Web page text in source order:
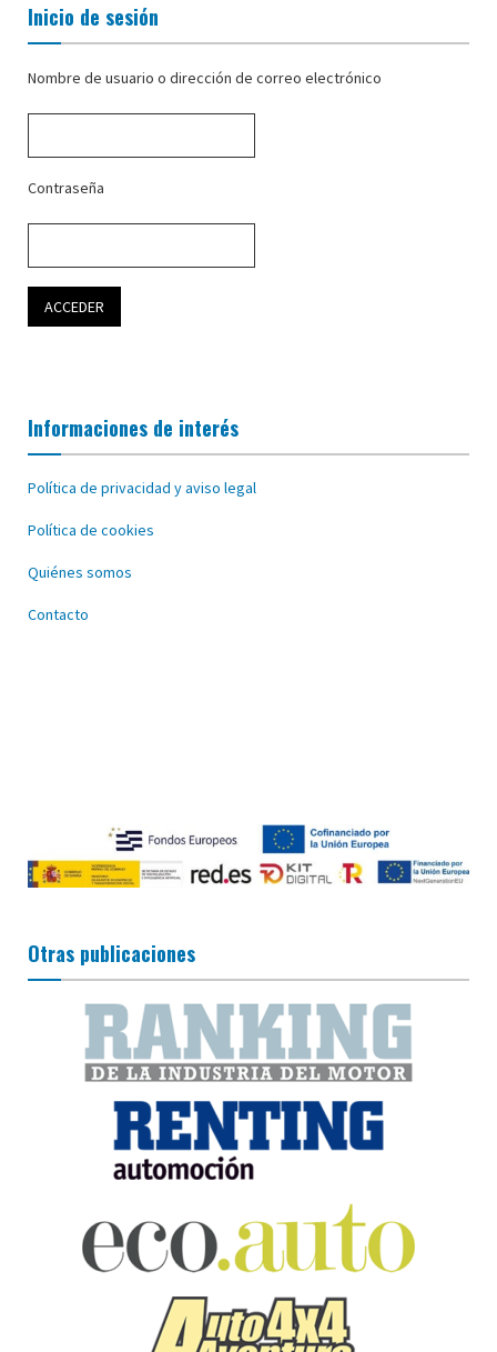
Inicio de sesión
Nombre de usuario o dirección de correo electrónico
Contraseña
Informaciones de interés
Política de privacidad y aviso legal
Política de cookies
Quiénes somos
Contacto
Otras publicaciones